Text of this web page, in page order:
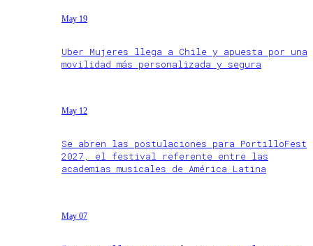
May 19
Uber Mujeres llega a Chile y apuesta por una
movilidad más personalizada y segura
May 12
Se abren las postulaciones para PortilloFest
2027, el festival referente entre las
academias musicales de América Latina
May 07